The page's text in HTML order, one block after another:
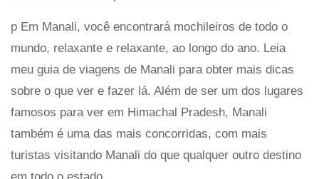
p Em Manali, você encontrará mochileiros de todo o
mundo, relaxante e relaxante, ao longo do ano. Leia
meu guia de viagens de Manali para obter mais dicas
sobre o que ver e fazer lá. Além de ser um dos lugares
famosos para ver em Himachal Pradesh, Manali
também é uma das mais concorridas, com mais
turistas visitando Manali do que qualquer outro destino